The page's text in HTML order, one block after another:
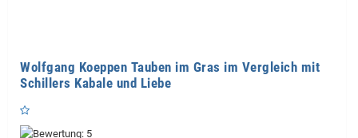
Wolfgang Koeppen Tauben im Gras im Vergleich mit
Schillers Kabale und Liebe